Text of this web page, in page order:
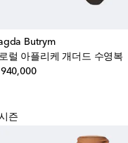
Butrym
럴 아플리케 개더드 수영복
original price
즌